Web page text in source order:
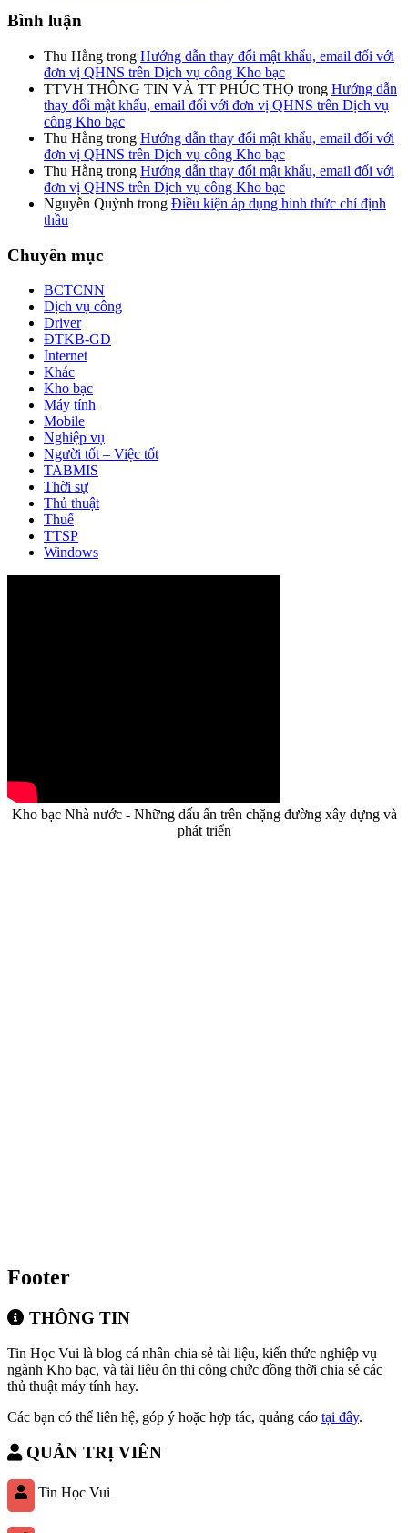
Bình luận
Thu Hằng trong Hướng dẫn thay đổi mật khẩu, email đối với
đơn vị QHNS trên Dịch vụ công Kho bạc
TTVH THÔNG TIN VÀ TT PHÚC THỌ trong Hướng dẫn
thay đổi mật khẩu, email đối với đơn vị QHNS trên Dịch vụ
công Kho bạc
Thu Hằng trong Hướng dẫn thay đổi mật khẩu, email đối với
đơn vị QHNS trên Dịch vụ công Kho bạc
Thu Hằng trong Hướng dẫn thay đổi mật khẩu, email đối với
đơn vị QHNS trên Dịch vụ công Kho bạc
Nguyễn Quỳnh trong Điều kiện áp dụng hình thức chỉ định
thầu
Chuyên mục
BCTCNN
Dịch vụ công
Driver
ĐTKB-GD
Internet
Khác
Kho bạc
Máy tính
Mobile
Nghiệp vụ
Người tốt – Việc tốt
TABMIS
Thời sự
Thủ thuật
Thuế
TTSP
Windows
Kho bạc Nhà nước - Những dấu ấn trên chặng đường xây dựng và
phát triển
Footer
THÔNG TIN
Tin Học Vui là blog cá nhân chia sẻ tài liệu, kiến thức nghiệp vụ
ngành Kho bạc, và tài liệu ôn thi công chức đồng thời chia sẻ các
thủ thuật máy tính hay.
Các bạn có thể liên hệ, góp ý hoặc hợp tác, quảng cáo tại đây.
QUẢN TRỊ VIÊN
Tin Học Vui